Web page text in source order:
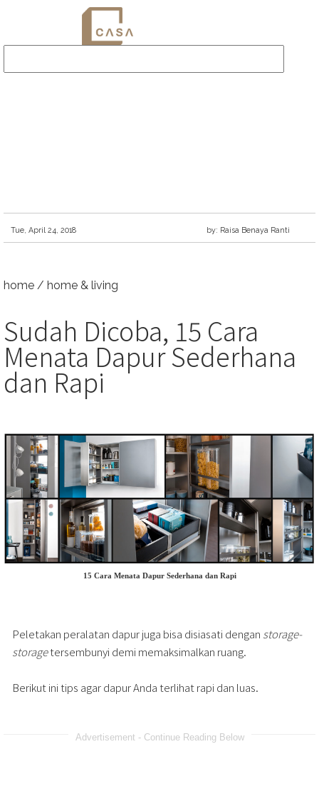
Tue, April 24, 2018 by: Raisa Benaya Ranti
home / home & living
Sudah Dicoba, 15 Cara
Menata Dapur Sederhana
dan Rapi
15 Cara Menata Dapur Sederhana dan Rapi
Peletakan peralatan dapur juga bisa disiasati dengan storage-
storagetersembunyi demi memaksimalkan ruang.
Berikut ini tips agar dapur Anda terlihat rapi dan luas.
Advertisement - Continue Reading Below